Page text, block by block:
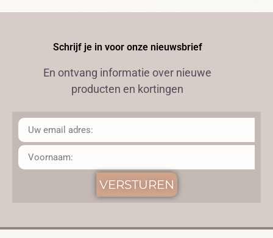
Schrijf je in voor onze nieuwsbrief
En ontvang informatie over nieuwe
producten en kortingen
VERSTUREN